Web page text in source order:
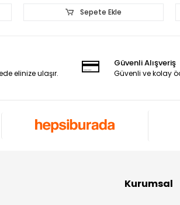
Sepete Ekle
elinize ulaşır.
Güvenli Alışveriş
Güvenli ve kolay
Kurumsal